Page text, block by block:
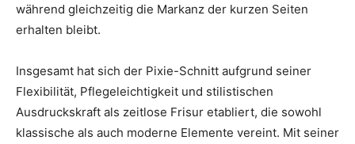
während gleichzeitig die Markanz der kurzen Seiten
erhalten bleibt.
Insgesamt hat sich der Pixie-Schnitt aufgrund seiner
Flexibilität, Pflegeleichtigkeit und stilistischen
Ausdruckskraft als zeitlose Frisur etabliert, die sowohl
klassische als auch moderne Elemente vereint. Mit seiner